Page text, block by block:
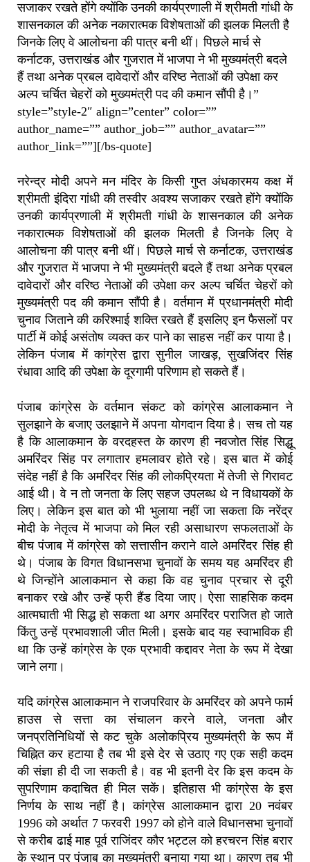
सजाकर रखते होंगे क्योंकि उनकी कार्यप्रणाली में श्रीमती गांधी के
शासनकाल की अनेक नकारात्मक विशेषताओं की झलक मिलती है
जिनके लिए वे आलोचना की पात्र बनी थीं। पिछले मार्च से
कर्नाटक, उत्तराखंड और गुजरात में भाजपा ने भी मुख्यमंत्री बदले
हैं तथा अनेक प्रबल दावेदारों और वरिष्ठ नेताओं की उपेक्षा कर
अल्प चर्चित चेहरों को मुख्यमंत्री पद की कमान सौंपी है।”
style=”style-2″ align=”center” color=””
author_name=”” author_job=”” author_avatar=””
author_link=””][/bs-quote]
नरेन्द्र मोदी अपने मन मंदिर के किसी गुप्त अंधकारमय कक्ष में
श्रीमती इंदिरा गांधी की तस्वीर अवश्य सजाकर रखते होंगे क्योंकि
उनकी कार्यप्रणाली में श्रीमती गांधी के शासनकाल की अनेक
नकारात्मक विशेषताओं की झलक मिलती है जिनके लिए वे
आलोचना की पात्र बनी थीं। पिछले मार्च से कर्नाटक, उत्तराखंड
और गुजरात में भाजपा ने भी मुख्यमंत्री बदले हैं तथा अनेक प्रबल
दावेदारों और वरिष्ठ नेताओं की उपेक्षा कर अल्प चर्चित चेहरों को
मुख्यमंत्री पद की कमान सौंपी है। वर्तमान में प्रधानमंत्री मोदी
चुनाव जिताने की करिश्माई शक्ति रखते हैं इसलिए इन फैसलों पर
पार्टी में कोई असंतोष व्यक्त कर पाने का साहस नहीं कर पाया है।
लेकिन पंजाब में कांग्रेस द्वारा सुनील जाखड़, सुखजिंदर सिंह
रंधावा आदि की उपेक्षा के दूरगामी परिणाम हो सकते हैं।
पंजाब कांग्रेस के वर्तमान संकट को कांग्रेस आलाकमान ने
सुलझाने के बजाए उलझाने में अपना योगदान दिया है। सच तो यह
है कि आलाकमान के वरदहस्त के कारण ही नवजोत सिंह सिद्धू
अमरिंदर सिंह पर लगातार हमलावर होते रहे। इस बात में कोई
संदेह नहीं है कि अमरिंदर सिंह की लोकप्रियता में तेजी से गिरावट
आई थी। वे न तो जनता के लिए सहज उपलब्ध थे न विधायकों के
लिए। लेकिन इस बात को भी भुलाया नहीं जा सकता कि नरेंद्र
मोदी के नेतृत्व में भाजपा को मिल रही असाधारण सफलताओं के
बीच पंजाब में कांग्रेस को सत्तासीन कराने वाले अमरिंदर सिंह ही
थे। पंजाब के विगत विधानसभा चुनावों के समय यह अमरिंदर ही
थे जिन्होंने आलाकमान से कहा कि वह चुनाव प्रचार से दूरी
बनाकर रखे और उन्हें फ्री हैंड दिया जाए। ऐसा साहसिक कदम
आत्मघाती भी सिद्ध हो सकता था अगर अमरिंदर पराजित हो जाते
किंतु उन्हें प्रभावशाली जीत मिली। इसके बाद यह स्वाभाविक ही
था कि उन्हें कांग्रेस के एक प्रभावी कद्दावर नेता के रूप में देखा
जाने लगा।
यदि कांग्रेस आलाकमान ने राजपरिवार के अमरिंदर को अपने फार्म
हाउस से सत्ता का संचालन करने वाले, जनता और
जनप्रतिनिधियों से कट चुके अलोकप्रिय मुख्यमंत्री के रूप में
चिह्नित कर हटाया है तब भी इसे देर से उठाए गए एक सही कदम
की संज्ञा ही दी जा सकती है। वह भी इतनी देर कि इस कदम के
सुपरिणाम कदाचित ही मिल सकें। इतिहास भी कांग्रेस के इस
निर्णय के साथ नहीं है। कांग्रेस आलाकमान द्वारा 20 नवंबर
1996 को अर्थात 7 फरवरी 1997 को होने वाले विधानसभा चुनावों
से करीब ढाई माह पूर्व राजिंदर कौर भट्टल को हरचरन सिंह बरार
के स्थान पर पंजाब का मुख्यमंत्री बनाया गया था। कारण तब भी